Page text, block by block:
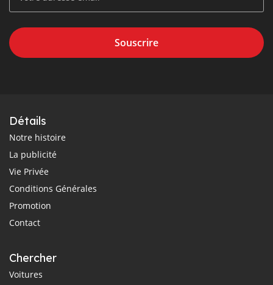
Souscrire
Détails
Notre histoire
La publicité
Vie Privée
Conditions Générales
Promotion
Contact
Chercher
Voitures